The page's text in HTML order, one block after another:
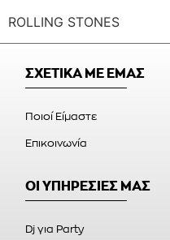
ROLLING STONES
ΣΧΕΤΙΚΑ ΜΕ ΕΜΑΣ
Ποιοί Είμαστε
Επικοινωνία
ΟΙ ΥΠΗΡΕΣΙΕΣ ΜΑΣ
Dj για Party